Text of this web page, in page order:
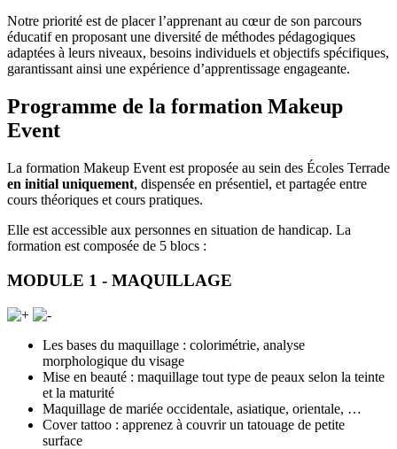
Notre priorité est de placer l’apprenant au cœur de son parcours
éducatif en proposant une diversité de méthodes pédagogiques
adaptées à leurs niveaux, besoins individuels et objectifs spécifiques,
garantissant ainsi une expérience d’apprentissage engageante.
Programme de la formation Makeup
Event
La formation Makeup Event est proposée au sein des Écoles Terrade
en initial uniquement, dispensée en présentiel, et partagée entre
cours théoriques et cours pratiques.
Elle est accessible aux personnes en situation de handicap. La
formation est composée de 5 blocs :
MODULE 1 - MAQUILLAGE
Les bases du maquillage : colorimétrie, analyse
morphologique du visage
Mise en beauté : maquillage tout type de peaux selon la teinte
et la maturité
Maquillage de mariée occidentale, asiatique, orientale, …
Cover tattoo : apprenez à couvrir un tatouage de petite
surface